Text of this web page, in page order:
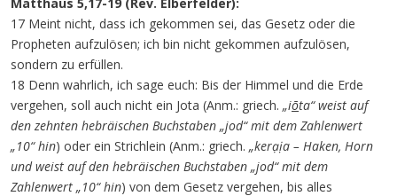
17 Meint nicht, dass ich gekommen sei, das Gesetz oder die
Propheten aufzulösen; ich bin nicht gekommen aufzulösen,
sondern zu erfüllen.
18 Denn wahrlich, ich sage euch: Bis der Himmel und die Erde
vergehen, soll auch nicht ein Jota (Anm.: griech. „iōta“ weist auf
den zehnten hebräischen Buchstaben „jod“ mit dem Zahlenwert
„10“ hin) oder ein Strichlein (Anm.: griech. „kerạịa – Haken, Horn
und weist auf den hebräischen Buchstaben „jod“ mit dem
Zahlenwert „10“ hin) von dem Gesetz vergehen, bis alles